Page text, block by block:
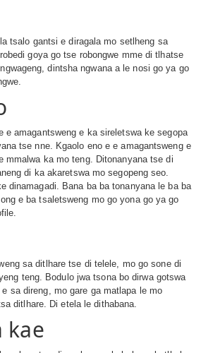
tsalo gantsi e diragala mo setlheng sa
goya go tse robongwe mme di tlhatse
dintsha ngwana a le nosi go ya go
e amagantsweng e ka sireletswa ke segopa
tse nne. Kgaolo eno e e amagantsweng e
mmalwa ka mo teng. Ditonanyana tse di
di ka akaretswa mo segopeng seo.
dinamagadi. Bana ba ba tonanyana le ba ba
e ba tsaletsweng mo go yona go ya go
sa ditlhare tse di telele, mo go sone di
teng. Bodulo jwa tsona bo dirwa gotswa
sa direng, mo gare ga matlapa le mo
ditlhare. Di etela le dithabana.
kae